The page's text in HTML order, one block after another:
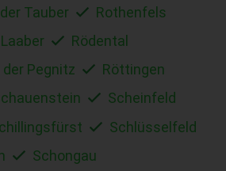
Tauber
Rothenfels
Rödental
Pegnitz
Röttingen
Scheinfeld
Schlüsselfeld
Schongau